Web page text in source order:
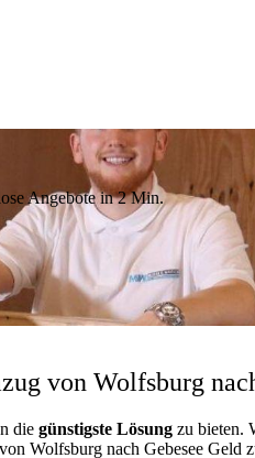
Angebote in 2 Min.
von Wolfsburg
die günstigste Lösungzu bieten.
Wolfsburg nach Gebesee Geld